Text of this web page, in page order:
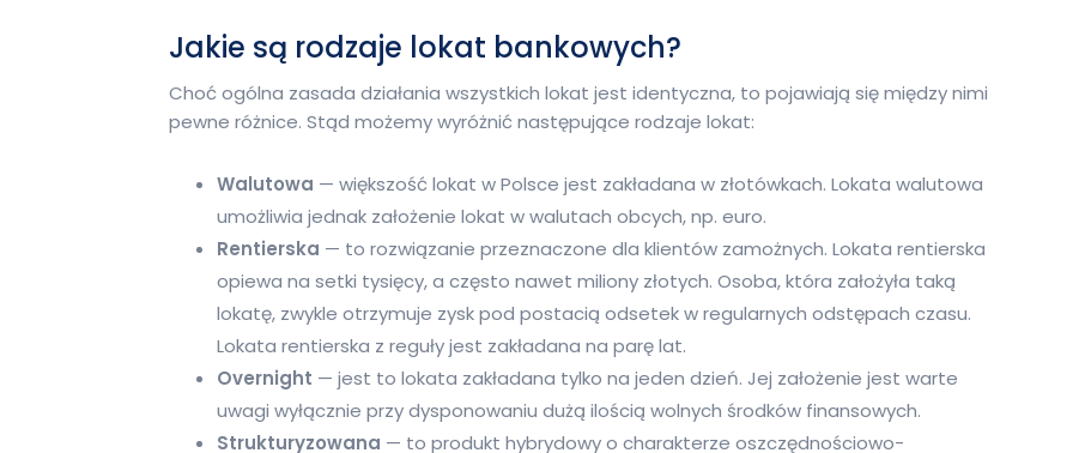
Jakie są rodzaje lokat bankowych?
Choć ogólna zasada działania wszystkich lokat jest identyczna, to pojawiają się między nimi
pewne różnice. Stąd możemy wyróżnić następujące rodzaje lokat:
Walutowa — większość lokat w Polsce jest zakładana w złotówkach. Lokata walutowa
umożliwia jednak założenie lokat w walutach obcych, np. euro.
Rentierska — to rozwiązanie przeznaczone dla klientów zamożnych. Lokata rentierska
opiewa na setki tysięcy, a często nawet miliony złotych. Osoba, która założyła taką
lokatę, zwykle otrzymuje zysk pod postacią odsetek w regularnych odstępach czasu.
Lokata rentierska z reguły jest zakładana na parę lat.
Overnight — jest to lokata zakładana tylko na jeden dzień. Jej założenie jest warte
uwagi wyłącznie przy dysponowaniu dużą ilością wolnych środków finansowych.
Strukturyzowana — to produkt hybrydowy o charakterze oszczędnościowo-